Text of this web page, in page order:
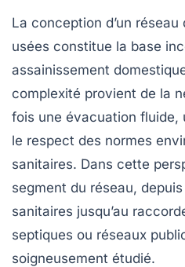
La conception d’un réseau
usées constitue la base
assainissement
complexité provient de la
fois une évacuation fluide,
le respect des normes
sanitaires. Dans cette
segment du réseau,
sanitaires jusqu’au
septiques ou réseaux
soigneusement étudié.